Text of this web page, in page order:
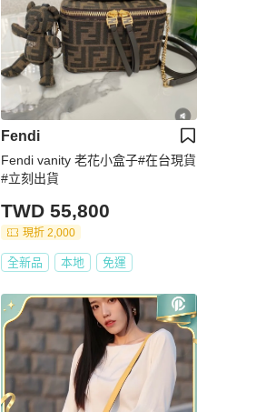
Fendi
Fendi vanity 老花小盒子#在台現貨
#立刻出貨
TWD 55,800
現折 2,000
全新品 本地 免運